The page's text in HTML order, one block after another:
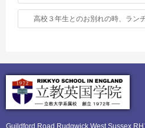
高校３年生とのお別れの時、ラン